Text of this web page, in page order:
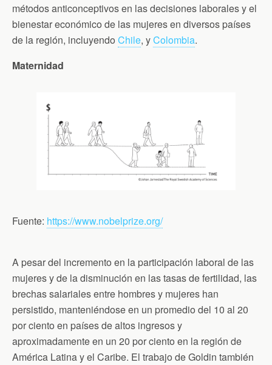
métodos anticonceptivos en las decisiones laborales y el
bienestar económico de las mujeres en diversos países
de la región, incluyendo Chile, yColombia.
Maternidad
Fuente: https://www.nobelprize.org/
A pesar del incremento en la participación laboral de las
mujeres y de la disminución en las tasas de fertilidad, las
brechas salariales entre hombres y mujeres han
persistido, manteniéndose en un promedio del 10 al 20
por ciento en países de altos ingresos y
aproximadamente en un 20 por ciento en la región de
América Latina y el Caribe. El trabajo de Goldin también